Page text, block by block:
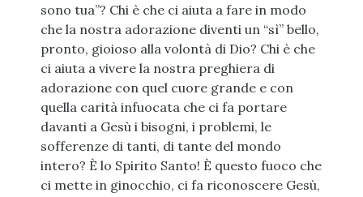
sono tua”? Chi è che ci aiuta a fare in modo
che la nostra adorazione diventi un “sì” bello,
pronto, gioioso alla volontà di Dio? Chi è che
ci aiuta a vivere la nostra preghiera di
adorazione con quel cuore grande e con
quella carità infuocata che ci fa portare
davanti a Gesù i bisogni, i problemi, le
sofferenze di tanti, di tante del mondo
intero? È lo Spirito Santo! È questo fuoco che
ci mette in ginocchio, ci fa riconoscere Gesù,